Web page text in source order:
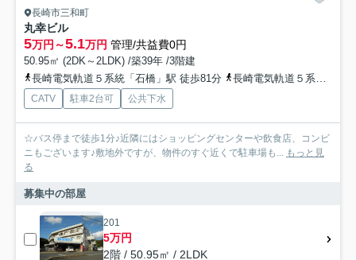
長崎市三和町
丸幸ビル
5万円～5.1万円 管理/共益費0円
50.95㎡ (2DK～2LDK) /築39年 /3階建
長崎電気軌道５系統「石橋」駅 徒歩81分
長崎電気軌道５系統「大浦天主堂」駅 徒歩81分
CATV 駐車2台可 公共下水
☆バス停まで徒歩1分♪近隣にはショッピングセンターや飲食店、コンビ
ニもございます♪敷地外ですが、物件のすぐ近くで駐車場も... もっと見
る
募集中の部屋
201
5万円
2階 / 50.95㎡ / 2LDK